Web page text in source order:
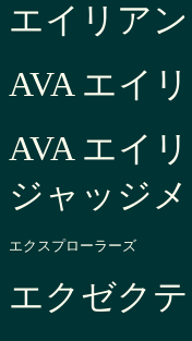
エイリア
AVA エイ
AVA エイ
ジャッジ
エクスプローラーズ
エクゼク